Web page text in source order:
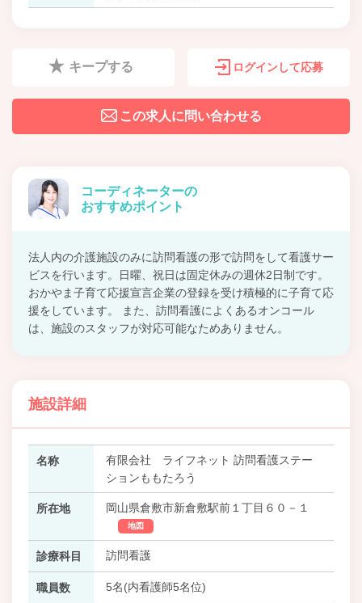
キープする ログインして応募
この求人に問い合わせる
コーディネーターの
おすすめポイント
法人内の介護施設のみに訪問看護の形で訪問をして看護サー
ビスを行います。日曜、祝日は固定休みの週休2日制です。
おかやま子育て応援宣言企業の登録を受け積極的に子育て応
援をしています。 また、訪問看護によくあるオンコール
は、施設のスタッフが対応可能なためありません。
施設詳細
名称
有限会社 ライフネット 訪問看護ステー
ションももたろう
所在地 岡山県倉敷市新倉敷駅前１丁目６０－１
地図
診療科目 訪問看護
職員数 5名(内看護師5名位)